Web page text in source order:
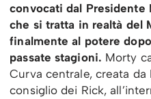
convocati dal
che si tratta in realtà del
finalmente al potere
passate stagioni. Morty
Curva centrale, creata da
consiglio dei Rick,